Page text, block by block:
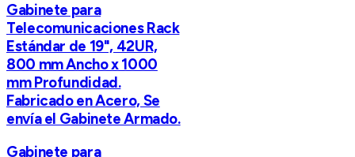
Gabinete para
Telecomunicaciones Rack
Estándar de 19", 42UR,
800 mm Ancho x 1000
mm Profundidad.
Fabricado en Acero, Se
envía el Gabinete Armado.
Gabinete para